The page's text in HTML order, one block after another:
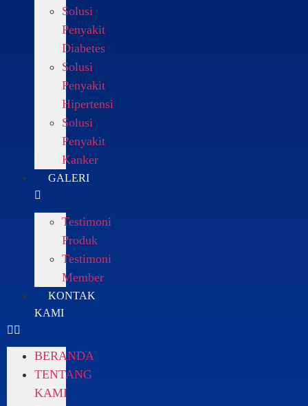
Solusi
Penyakit
Diabetes
Solusi
Penyakit
Hipertensi
Solusi
Penyakit
Kanker
GALERI
Testimoni
Produk
Testimoni
Member
KONTAK
KAMI
BERANDA
TENTANG
KAMI